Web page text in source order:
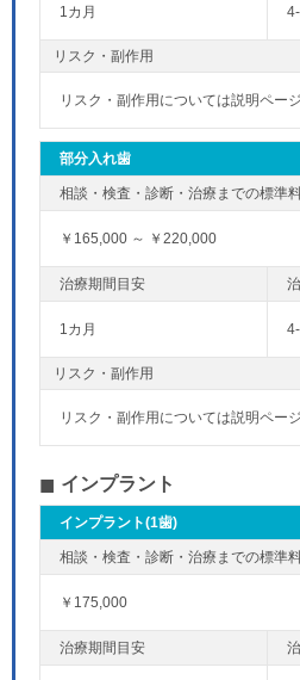
1カ月
リスク・副作用
リスク・副作用については説明ペー
部分入れ歯
￥165,000 ～ ￥220,000
1カ月
リスク・副作用
リスク・副作用については説明ペー
インプラント
インプラント(1歯)
￥175,000